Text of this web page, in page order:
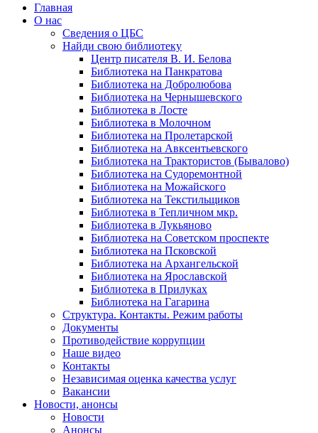
Главная
О нас
Сведения о ЦБС
Найди свою библиотеку
Центр писателя В. И. Белова
Библиотека на Панкратова
Библиотека на Добролюбова
Библиотека на Чернышевского
Библиотека в Лосте
Библиотека в Молочном
Библиотека на Пролетарской
Библиотека на Авксентьевского
Библиотека на Трактористов (Бывалово)
Библиотека на Судоремонтной
Библиотека на Можайского
Библиотека на Текстильщиков
Библиотека в Тепличном мкр.
Библиотека в Лукьяново
Библиотека на Советском проспекте
Библиотека на Псковской
Библиотека на Архангельской
Библиотека на Ярославской
Библиотека в Прилуках
Библиотека на Гагарина
Структура. Контакты. Режим работы
Документы
Противодействие коррупции
Наше видео
Контакты
Независимая оценка качества услуг
Вакансии
Новости, анонсы
Новости
Анонсы